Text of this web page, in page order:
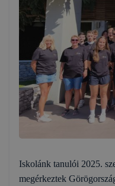
Iskolánk tanulói 2025.
megérkeztek